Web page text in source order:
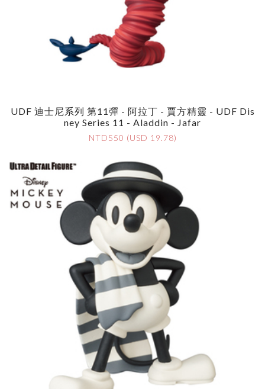
UDF 迪士尼系列 第11彈 - 阿拉丁 - 賈方精靈 - UDF Dis
Ney Series 11 - Aladdin - Jafar
NTD550 (USD 19.78)